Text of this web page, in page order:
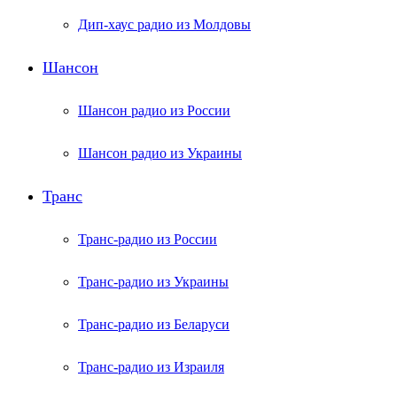
Дип-хаус радио из Молдовы
Шансон
Шансон радио из России
Шансон радио из Украины
Транс
Транс-радио из России
Транс-радио из Украины
Транс-радио из Беларуси
Транс-радио из Израиля